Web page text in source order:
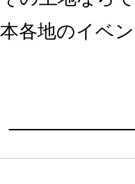
本各地のイベ